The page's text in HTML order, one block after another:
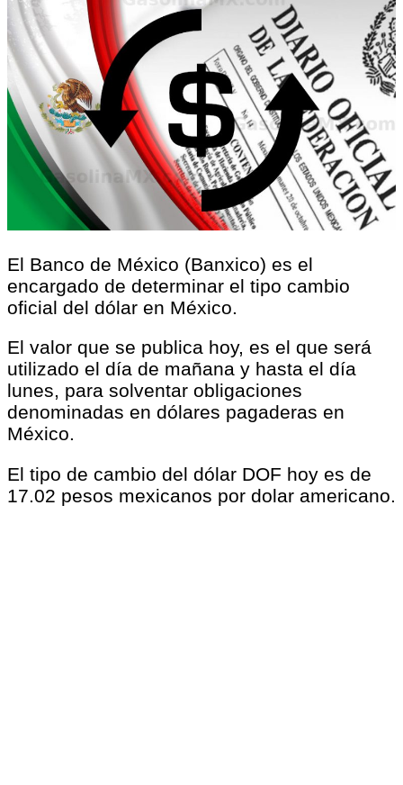
El Banco de México (Banxico) es el
encargado de determinar el tipo cambio
oficial del dólar en México.
El valor que se publica hoy, es el que será
utilizado el día de mañana y hasta el día
lunes, para solventar obligaciones
denominadas en dólares pagaderas en
México.
El tipo de cambio del dólar DOF hoy es de
17.02 pesos mexicanos por dolar americano.